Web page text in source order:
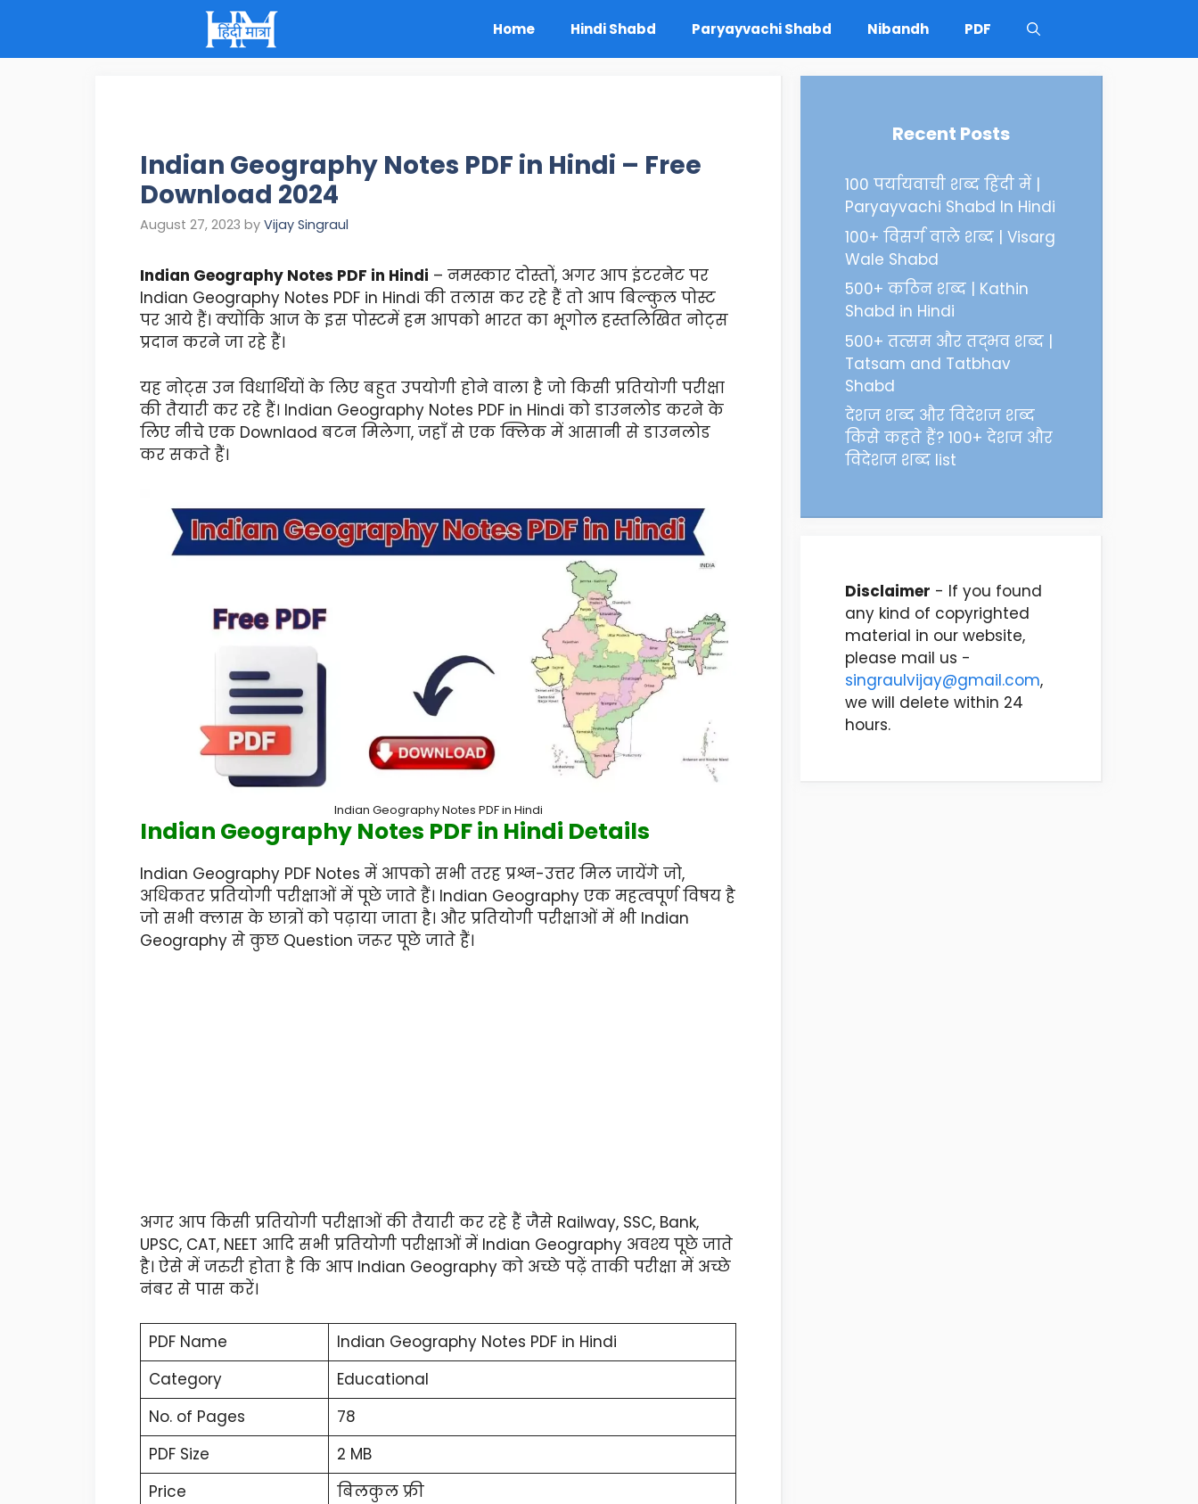
content
Home Hindi Shabd Paryayvachi Shabd Nibandh PDF
Indian Geography Notes PDF in Hindi – Free
Download 2024
August 27, 2023 by Vijay Singraul
Indian Geography Notes PDF in Hindi – नमस्कार दोस्तों, अगर आप इंटरनेट पर
Indian Geography Notes PDF in Hindi की तलास कर रहे हैं तो आप बिल्कुल पोस्ट
पर आये हैं। क्योंकि आज के इस पोस्टमें हम आपको भारत का भूगोल हस्तलिखित नोट्स
प्रदान करने जा रहे हैं।
यह नोट्स उन विधार्थियों के लिए बहुत उपयोगी होने वाला है जो किसी प्रतियोगी परीक्षा
की तैयारी कर रहे हैं। Indian Geography Notes PDF in Hindi को डाउनलोड करने के
लिए नीचे एक Downlaod बटन मिलेगा, जहाँ से एक क्लिक में आसानी से डाउनलोड
कर सकते हैं।
Indian Geography Notes PDF in Hindi
Indian Geography Notes PDF in Hindi Details
Indian Geography PDF Notes में आपको सभी तरह प्रश्न-उत्तर मिल जायेंगे जो,
अधिकतर प्रतियोगी परीक्षाओं में पूछे जाते हैं। Indian Geography एक महत्वपूर्ण विषय है
जो सभी क्लास के छात्रों को पढ़ाया जाता है। और प्रतियोगी परीक्षाओं में भी Indian
Geography से कुछ Question जरूर पूछे जाते हैं।
अगर आप किसी प्रतियोगी परीक्षाओं की तैयारी कर रहे हैं जैसे Railway, SSC, Bank,
UPSC, CAT, NEET आदि सभी प्रतियोगी परीक्षाओं में Indian Geography अवश्य पूछे जाते
है। ऐसे में जरुरी होता है कि आप Indian Geography को अच्छे पढ़ें ताकी परीक्षा में अच्छे
नंबर से पास करें।
PDF Name
Indian Geography Notes PDF in Hindi
Category
Educational
No. of Pages
78
PDF Size
2 MB
Price
बिलकुल फ्री
Recent Posts
100 पर्यायवाची शब्द हिंदी में |
Paryayvachi Shabd In Hindi
100+ विसर्ग वाले शब्द | Visarg
Wale Shabd
500+ कठिन शब्द | Kathin
Shabd in Hindi
500+ तत्सम और तद्भव शब्द |
Tatsam and Tatbhav
Shabd
देशज शब्द और विदेशज शब्द
किसे कहते हैं? 100+ देशज और
विदेशज शब्द list
Disclaimer - If you found
any kind of copyrighted
material in our website,
please mail us -
singraulvijay@gmail.com,
we will delete within 24
hours.